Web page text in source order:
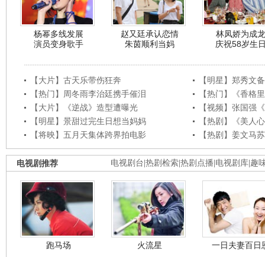
杨幂多线发展
演员变身歌手
赵又廷承认恋情
朱茵顺利当妈
林凤娇为成龙
庆祝58岁生
【大片】古天乐带伤狂奔
【明星】郑秀文
【热门】周冬雨李治廷携手催泪
【热门】《香格
【大片】《逆战》造型遭曝光
【视频】张国强
【明星】景甜过完生日想当妈妈
【热剧】《美人
【将映】五月天集体跨界拍电影
【热剧】姜文马
电视剧台 热剧检索 热剧点播 电视剧库 趣
电视剧推荐
跑马场 火流星 一日夫妻百日